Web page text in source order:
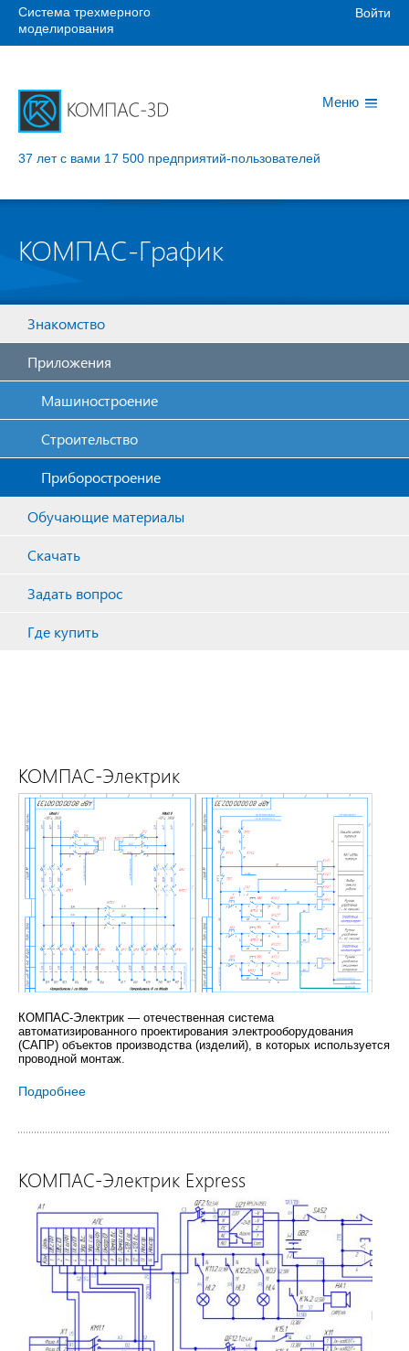
Система трехмерного
моделирования
Войти
Меню
37 лет с вами 17 500 предприятий-пользователей
КОМПАС-График
Знакомство
Приложения
Машиностроение
Строительство
Приборостроение
Обучающие материалы
Скачать
Задать вопрос
Где купить
КОМПАС-Электрик
КОМПАС-Электрик — отечественная система
автоматизированного проектирования электрооборудования
(САПР) объектов производства (изделий), в которых используется
проводной монтаж.
Подробнее
КОМПАС-Электрик Express